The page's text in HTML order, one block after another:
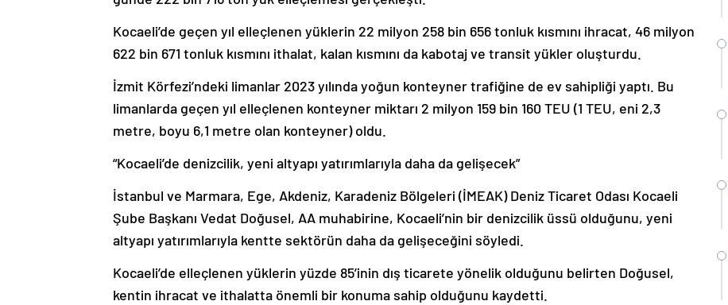
Kocaeli’de geçen yıl elleçlenen yüklerin 22 milyon 258 bin 656 tonluk kısmını ihracat, 46 milyon
622 bin 671 tonluk kısmını ithalat, kalan kısmını da kabotaj ve transit yükler oluşturdu.
İzmit Körfezi’ndeki limanlar 2023 yılında yoğun konteyner trafiğine de ev sahipliği yaptı. Bu
limanlarda geçen yıl elleçlenen konteyner miktarı 2 milyon 159 bin 160 TEU (1 TEU, eni 2,3
metre, boyu 6,1 metre olan konteyner) oldu.
“Kocaeli’de denizcilik, yeni altyapı yatırımlarıyla daha da gelişecek”
İstanbul ve Marmara, Ege, Akdeniz, Karadeniz Bölgeleri (İMEAK) Deniz Ticaret Odası Kocaeli
Şube Başkanı Vedat Doğusel, AA muhabirine, Kocaeli’nin bir denizcilik üssü olduğunu, yeni
altyapı yatırımlarıyla kentte sektörün daha da gelişeceğini söyledi.
Kocaeli’de elleçlenen yüklerin yüzde 85’inin dış ticarete yönelik olduğunu belirten Doğusel,
kentin ihracat ve ithalatta önemli bir konuma sahip olduğunu kaydetti.